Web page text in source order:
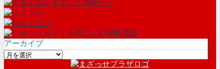
アーカイブ
ア